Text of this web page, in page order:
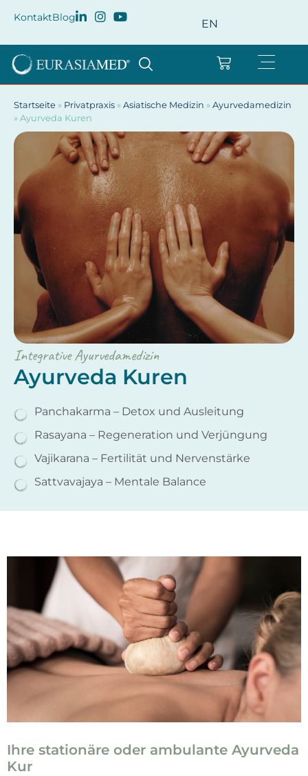
KontaktBlog EN
Startseite » Privatpraxis » Asiatische Medizin » Ayurvedamedizin
» Ayurveda Kuren
Integrative Ayurvedamedizin
Ayurveda Kuren
Panchakarma – Detox und Ausleitung
Rasayana – Regeneration und Verjüngung
Vajikarana – Fertilität und Nervenstärke
Sattvavajaya – Mentale Balance
Ihre stationäre oder ambulante Ayurveda
Kur